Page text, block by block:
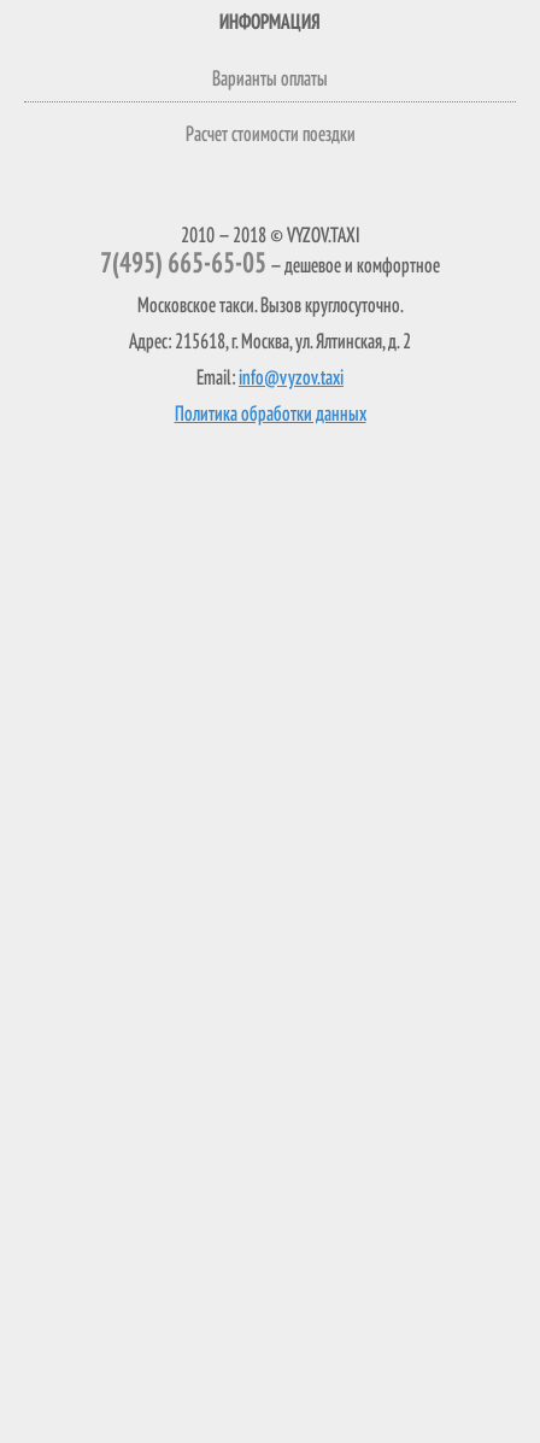
2010 — 2018 © VYZOV.TAXI
7(495) 665-65-05 — дешевое и комфортное
Московское такси. Вызов круглосуточно.
Адрес: 215618, г. Москва, ул. Ялтинская, д. 2
Email:info@vyzov.taxi
Политика обработки данных
ИНФОРМАЦИЯ
Варианты оплаты
Расчет стоимости поездки